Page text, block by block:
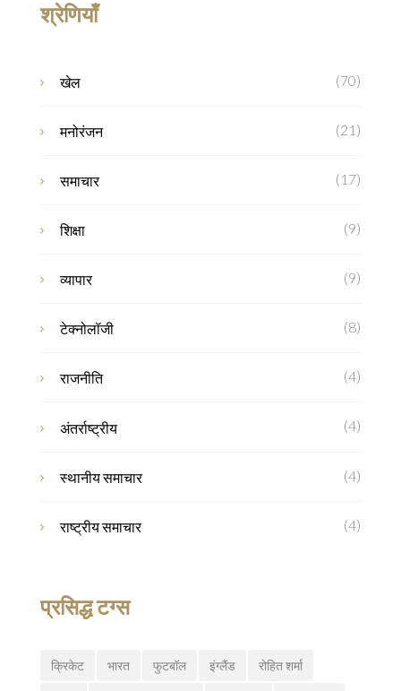
श्रेणियाँ
खेल (70)
मनोरंजन (21)
समाचार (17)
शिक्षा (9)
व्यापार (9)
टेक्नोलॉजी (8)
राजनीति (4)
अंतर्राष्ट्रीय (4)
स्थानीय समाचार (4)
राष्ट्रीय समाचार (4)
प्रसिद्ध टग्स
क्रिकेट भारत फुटबॉल इंग्लैंड रोहित शर्मा